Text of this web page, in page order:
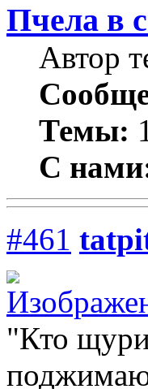
Пчела в
Автор
Темы:
С
#461
"Кто